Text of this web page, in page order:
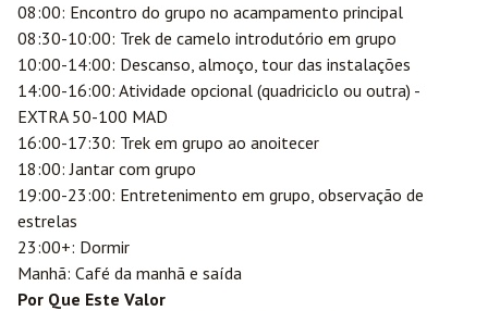
08:00: Encontro do grupo no acampamento principal
08:30-10:00: Trek de camelo introdutório em grupo
10:00-14:00: Descanso, almoço, tour das instalações
14:00-16:00: Atividade opcional (quadriciclo ou outra) -
EXTRA 50-100 MAD
16:00-17:30: Trek em grupo ao anoitecer
18:00: Jantar com grupo
19:00-23:00: Entretenimento em grupo, observação de
estrelas
23:00+: Dormir
Manhã: Café da manhã e saída
Por Que Este Valor